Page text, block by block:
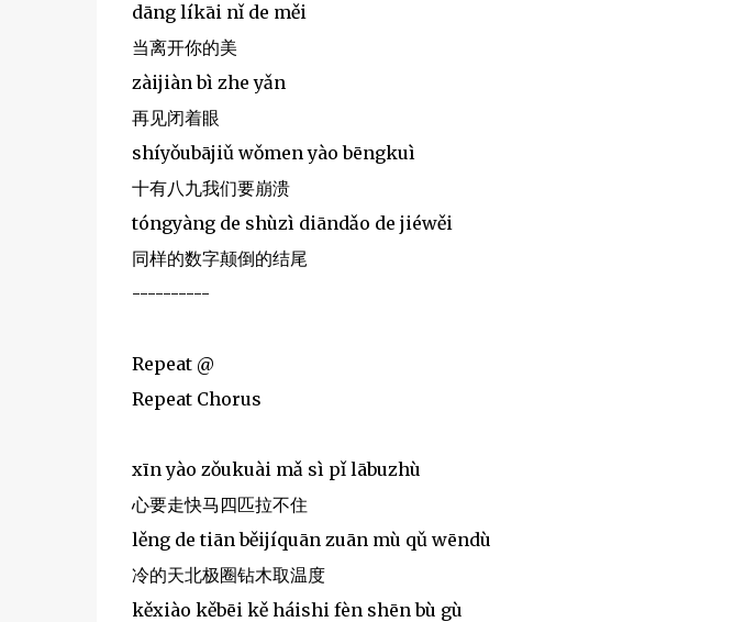
dāng líkāi nǐ de měi
当离开你的美
zàijiàn bì zhe yǎn
再见闭着眼
shíyǒubājiǔ wǒmen yào bēngkuì
十有八九我们要崩溃
tóngyàng de shùzì diāndǎo de jiéwěi
同样的数字颠倒的结尾
----------
Repeat @
Repeat Chorus
xīn yào zǒukuài mǎ sì pǐ lābuzhù
心要走快马四匹拉不住
lěng de tiān běijíquān zuān mù qǔ wēndù
冷的天北极圈钻木取温度
kěxiào kěbēi kě háishi fèn shēn bù gù